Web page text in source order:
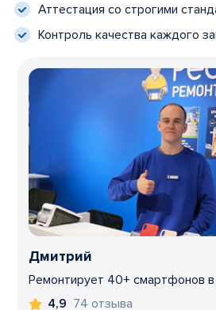
Аттестация со строгими
Контроль качества каждого
Дмитрий
Ремонтирует 40+ смартфонов
4,9 74 отзыва